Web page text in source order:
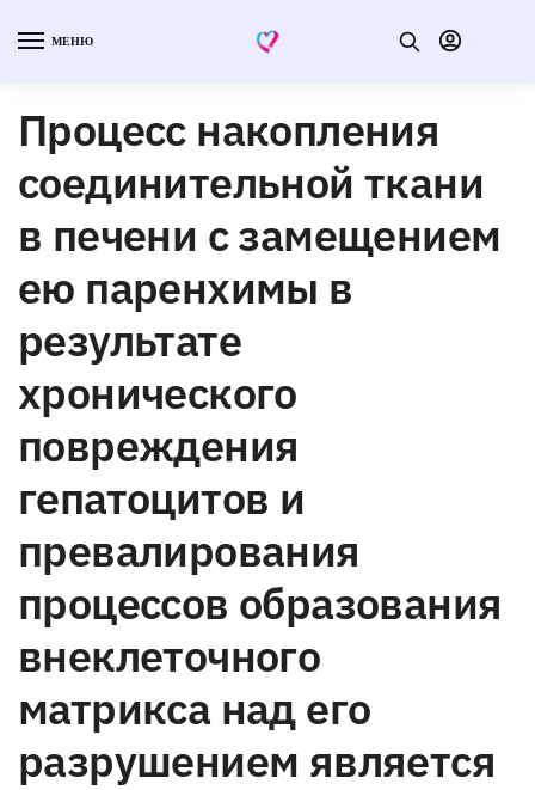
МЕНЮ
Процесс накопления
соединительной ткани
в печени с замещением
ею паренхимы в
результате
хронического
повреждения
гепатоцитов и
превалирования
процессов образования
внеклеточного
матрикса над его
разрушением является